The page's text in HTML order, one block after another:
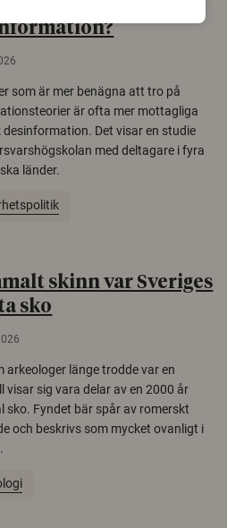
som är mer benägna att tro på
är ofta mer mottagliga
desinformation. Det visar en studie
med deltagare i fyra
länder.
skinn var Sveriges
sko
arkeologer länge trodde var en
visar sig vara delar av en 2000 år
sko. Fyndet bär spår av romerskt
och beskrivs som mycket ovanligt i